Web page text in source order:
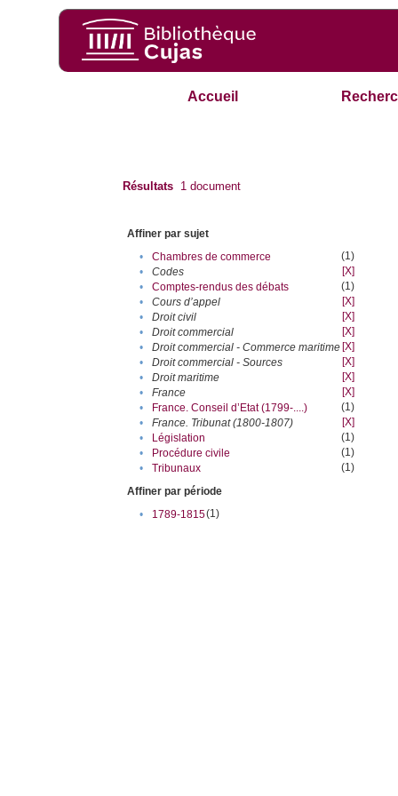
Accueil
Résultats 1 document
Affiner par sujet
•
Chambres de commerce
(1)
•
Codes
[X]
•
Comptes-rendus des débats
(1)
•
Cours d’appel
[X]
•
Droit civil
[X]
•
Droit commercial
[X]
•
Droit commercial - Commerce maritime [X]
•
Droit commercial - Sources
[X]
•
Droit maritime
[X]
•
France
[X]
•
France. Conseil d’Etat (1799-....)
(1)
•
France. Tribunat (1800-1807)
[X]
•
Législation
(1)
•
Procédure civile
(1)
•
Tribunaux
(1)
Affiner par période
•
1789-1815(1)